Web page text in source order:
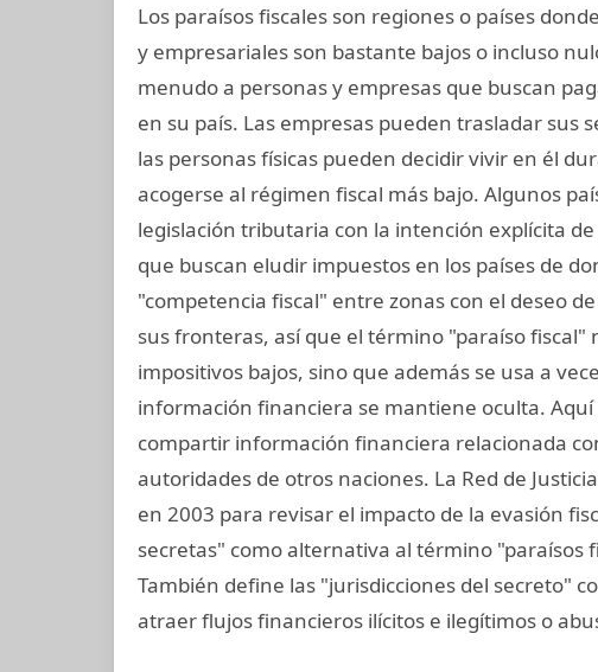
Los paraísos fiscales son regiones o países
y empresariales son bastante bajos o incluso
menudo a personas y empresas que buscan
en su país. Las empresas pueden trasladar sus
las personas físicas pueden decidir vivir en él
acogerse al régimen fiscal más bajo. Algunos
legislación tributaria con la intención explícita
que buscan eludir impuestos en los países de
"competencia fiscal" entre zonas con el deseo
sus fronteras, así que el término "paraíso fiscal"
impositivos bajos, sino que además se usa a
información financiera se mantiene oculta.
compartir información financiera relacionada
autoridades de otros naciones. La Red de
en 2003 para revisar el impacto de la evasión
secretas" como alternativa al término "paraísos
También define las "jurisdicciones del secreto"
atraer flujos financieros ilícitos e ilegítimos o